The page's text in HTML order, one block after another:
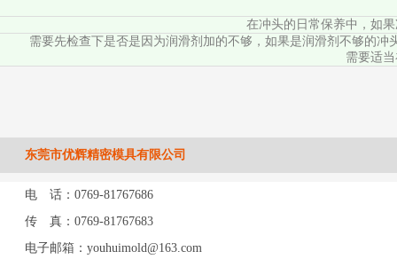
在冲头的日常保养中，如
需要先检查下是否是因为润滑剂加的不够，如果是润滑剂不够的
需要适
东莞市优辉精密模具有限公司
电 话：0769-81767686
传 真：0769-81767683
电子邮箱：youhuimold@163.com